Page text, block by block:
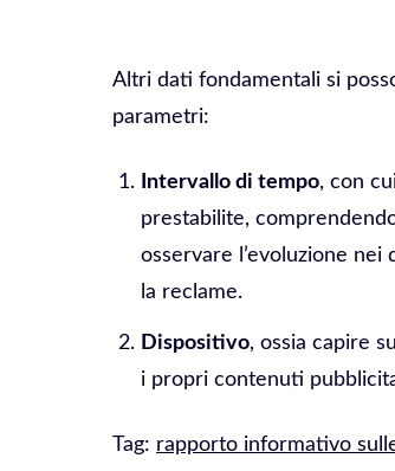
Altri dati fondamentali si
parametri:
Intervallo di tempo, con
prestabilite,
osservare l’evoluzione
la reclame.
Dispositivo, ossia capire
i propri contenuti
Tag: rapporto informativo